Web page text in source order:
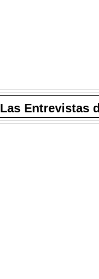
Las Entrevistas